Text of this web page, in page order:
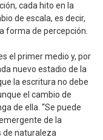
cada hito en la
de escala, es decir,
forma de percepción.
el primer medio y, por
nuevo estadio de la
la escritura no debe
el cambio de
de ella. “Se puede
de la
de naturaleza